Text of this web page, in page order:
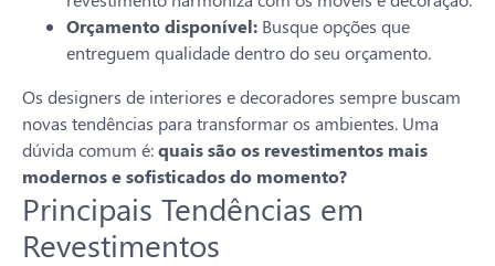
Orçamento disponível: Busque opções que
entreguem qualidade dentro do seu orçamento.
Os designers de interiores e decoradores sempre buscam
novas tendências para transformar os ambientes. Uma
dúvida comum é:quais são os revestimentos mais
modernos e sofisticados do momento?
Principais Tendências em
Revestimentos